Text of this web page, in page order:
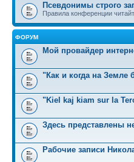
Псевдонимы строго
Правила конференции
ФОРУМ
Мой провайдер
"Как и когда на Земле
"Kiel kaj kiam sur la
Здесь представлены
Рабочие записи